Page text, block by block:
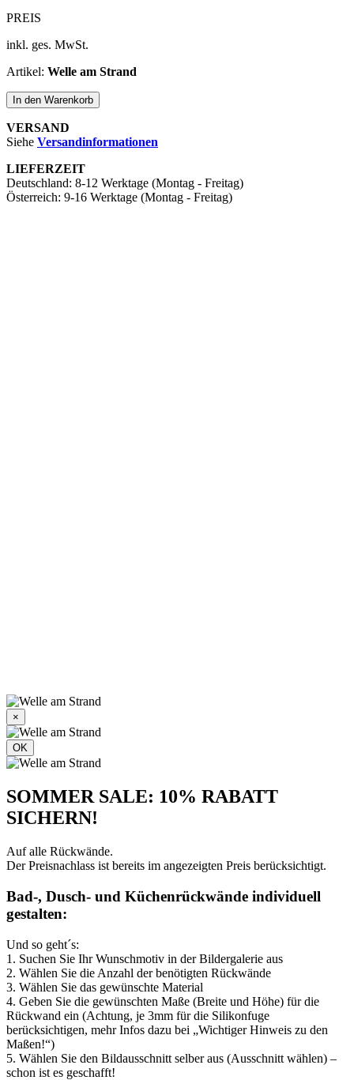
PREIS
inkl. ges. MwSt.
Artikel: Welle am Strand
In den Warenkorb
VERSAND
Siehe ​ Versandinformationen
LIEFERZEIT
Deutschland: ​8-12 Werktage (Montag - Freitag)
Österreich: ​9-16 Werktage (Montag - Freitag)
×
OK
SOMMER SALE: 10% RABATT
SICHERN!
Auf alle Rückwände.
Der Preisnachlass ist bereits im angezeigten Preis berücksichtigt.
Bad-, Dusch- und Küchenrückwände individuell
gestalten:
Und so geht´s:
1. Suchen Sie Ihr Wunschmotiv in der Bildergalerie aus
2. Wählen Sie die Anzahl der benötigten Rückwände
3. Wählen Sie das gewünschte Material
4. Geben Sie die gewünschten Maße (Breite und Höhe) für die
Rückwand ein (Achtung, je 3mm für die Silikonfuge
berücksichtigen, mehr Infos dazu bei „Wichtiger Hinweis zu den
Maßen!“)
5. Wählen Sie den Bildausschnitt selber aus (Ausschnitt wählen) –
schon ist es geschafft!